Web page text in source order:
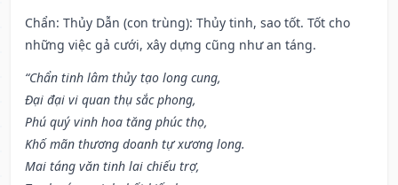
Chẩn: Thủy Dẫn (con trùng): Thủy tinh, sao tốt. Tốt cho
những việc gả cưới, xây dựng cũng như an táng.
“Chẩn tinh lâm thủy tạo long cung,
Đại đại vi quan thụ sắc phong,
Phú quý vinh hoa tăng phúc thọ,
Khố mãn thương doanh tự xương long.
Mai táng văn tinh lai chiếu trợ,